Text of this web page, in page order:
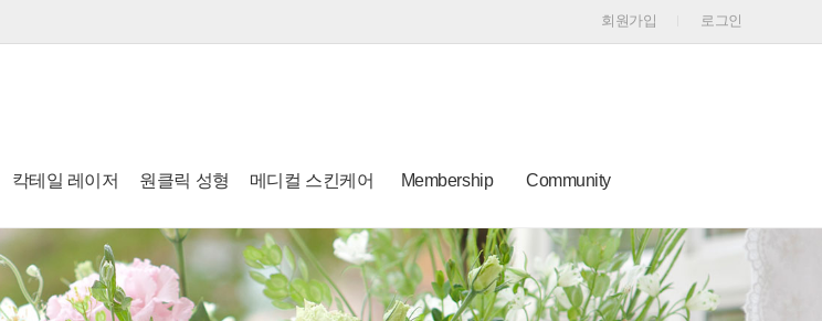
회원가입 로그인
칵테일 레이저 원클릭 성형 메디컬 스킨케어 Membership Community
t
u
b
e
t
g
r
g